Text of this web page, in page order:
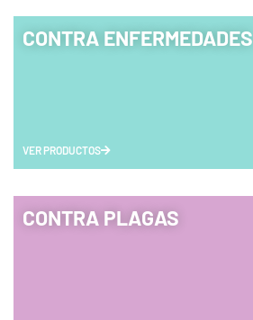
CONTRA ENFERMEDADES
VER PRODUCTOS
CONTRA PLAGAS